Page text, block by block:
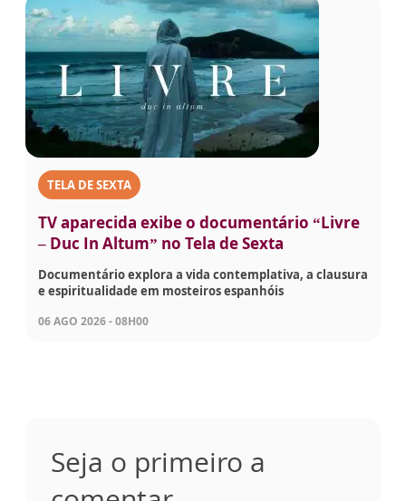
TELA DE SEXTA
TV aparecida exibe o documentário “Livre
– Duc In Altum” no Tela de Sexta
Documentário explora a vida contemplativa, a clausura
e espiritualidade em mosteiros espanhóis
06 AGO 2026 - 08H00
Seja o primeiro a